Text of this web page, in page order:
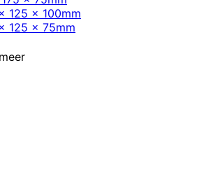
125 x 100mm
125 x 75mm